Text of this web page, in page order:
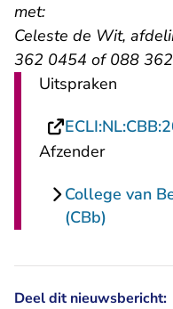
met:
Celeste de Wit,
362 0454 of 088
Uitspraken
Afzender
College van
(CBb)
Deel dit nieuwsbericht: